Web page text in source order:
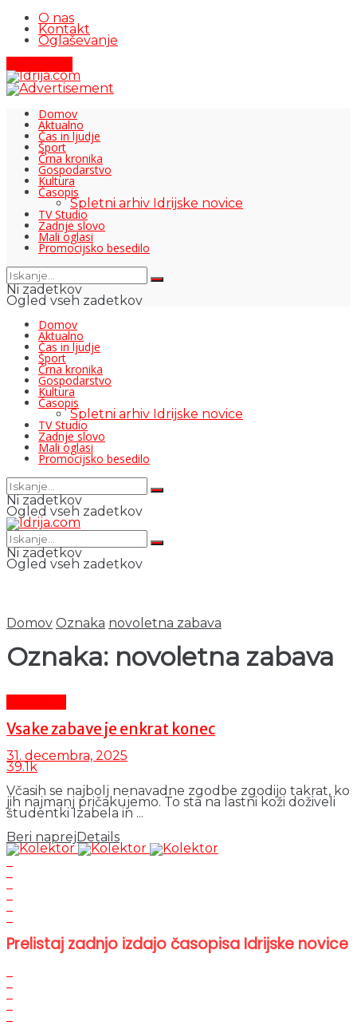
O nas
Kontakt
Oglaševanje
Domov
Aktualno
Čas in ljudje
Šport
Črna kronika
Gospodarstvo
Kultura
Časopis
Spletni arhiv Idrijske novice
TV Studio
Zadnje slovo
Mali oglasi
Promocijsko besedilo
Ni zadetkov
Ogled vseh zadetkov
Domov
Aktualno
Čas in ljudje
Šport
Črna kronika
Gospodarstvo
Kultura
Časopis
Spletni arhiv Idrijske novice
TV Studio
Zadnje slovo
Mali oglasi
Promocijsko besedilo
Ni zadetkov
Ogled vseh zadetkov
Ni zadetkov
Ogled vseh zadetkov
Domov Oznaka novoletna zabava
Oznaka: novoletna zabava
Vsake zabave je enkrat konec
31. decembra, 2025
39.1k
Včasih se najbolj nenavadne zgodbe zgodijo takrat, ko
jih najmanj pričakujemo. To sta na lastni koži doživeli
študentki Izabela in ...
Beri naprej Details
Prelistaj zadnjo izdajo časopisa Idrijske novice